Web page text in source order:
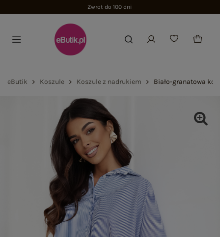
Zwrot do 100 dni
eButik Koszule Koszule z nadrukiem Biało-granatowa